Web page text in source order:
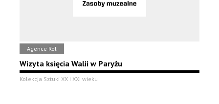
Agence Rol
Wizyta księcia Walii w Paryżu
Kolekcja Sztuki XX i XXI wieku